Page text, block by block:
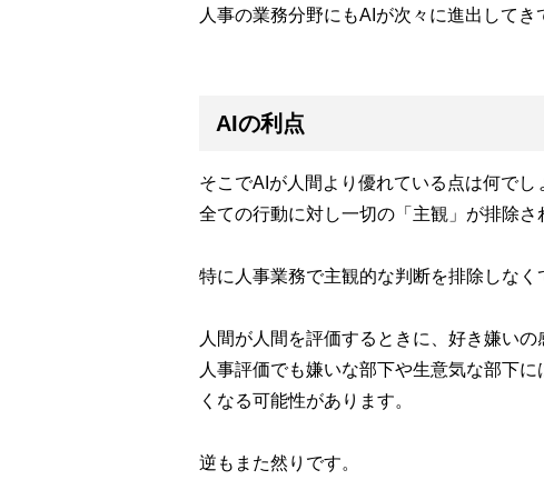
人事の業務分野にもAIが次々に進出してき
AIの利点
そこでAIが人間より優れている点は何でし
全ての行動に対し一切の「主観」が排除さ
特に人事業務で主観的な判断を排除しな
人間が人間を評価するときに、好き嫌いの
人事評価でも嫌いな部下や生意気な部下
くなる可能性があります。
逆もまた然りです。